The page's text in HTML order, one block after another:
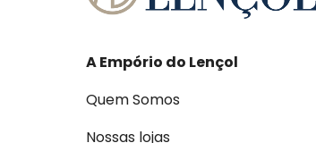
A Empório do Lençol
Quem Somos
Nossas lojas